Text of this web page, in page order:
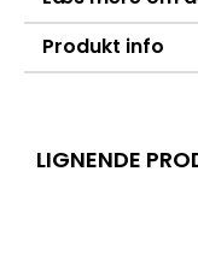
Produkt info
LIGNENDE